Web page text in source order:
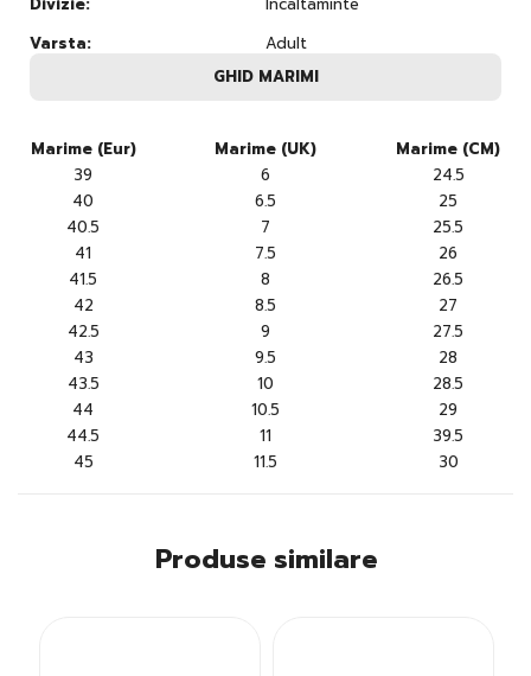
Varsta:
Adult
GHID MARIMI
Marime (Eur) Marime (UK)
Marime (CM)
39
6
24.5
40
6.5
25
40.5
7
25.5
41
7.5
26
41.5
8
26.5
42
8.5
27
42.5
9
27.5
43
9.5
28
43.5
10
28.5
44
10.5
29
44.5
11
39.5
45
11.5 30
Produse similare